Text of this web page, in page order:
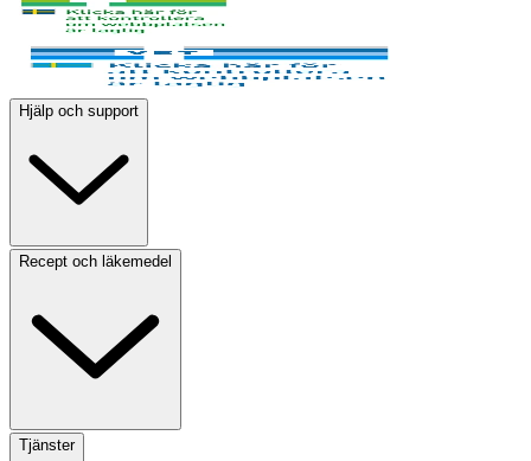
Hjälp och support
Recept och läkemedel
Tjänster